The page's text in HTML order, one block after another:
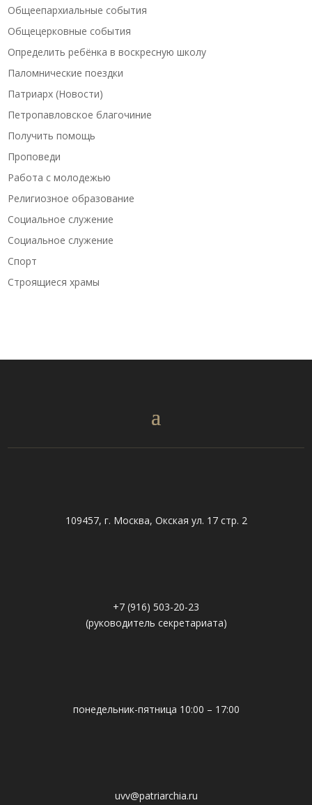
Общеепархиальные события
Общецерковные события
Определить ребёнка в воскресную школу
Паломнические поездки
Патриарх (Новости)
Петропавловское благочиние
Получить помощь
Проповеди
Работа с молодежью
Религиозное образование
Социальное служение
Социальное служение
Спорт
Строящиеся храмы
109457, г. Москва, Окская ул. 17 стр. 2
+7 (916) 503-20-23
(руководитель секретариата)
понедельник-пятница 10:00 – 17:00
uvv@patriarchia.ru